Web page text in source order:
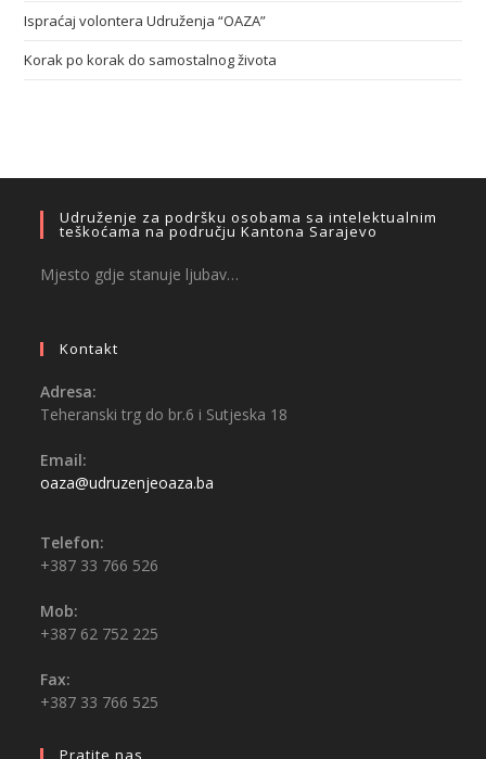
Ispraćaj volontera Udruženja “OAZA”
Korak po korak do samostalnog života
Udruženje za podršku osobama sa intelektualnim
teškoćama na području Kantona Sarajevo
Mjesto gdje stanuje ljubav…
Kontakt
Adresa:
Teheranski trg do br.6 i Sutjeska 18
Email:
oaza@udruzenjeoaza.ba
Telefon:
+387 33 766 526
Mob:
+387 62 752 225
Fax:
+387 33 766 525
Pratite nas